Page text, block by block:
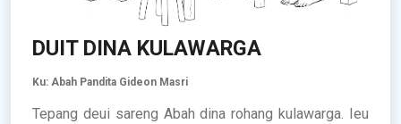
DUIT DINA KULAWARGA
Ku: Abah Pandita Gideon Masri
Tepang deui sareng Abah dina rohang kulawarga. Ieu